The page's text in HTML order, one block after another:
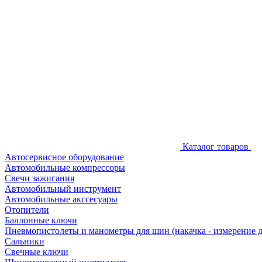
Каталог товаров
Автосервисное оборудование
Автомобильные компрессоры
Свечи зажигания
Автомобильный инструмент
Автомобильные акссесуары
Отопители
Баллонные ключи
Пневмопистолеты и манометры для шин (накачка - измерение
Сальники
Свечные ключи